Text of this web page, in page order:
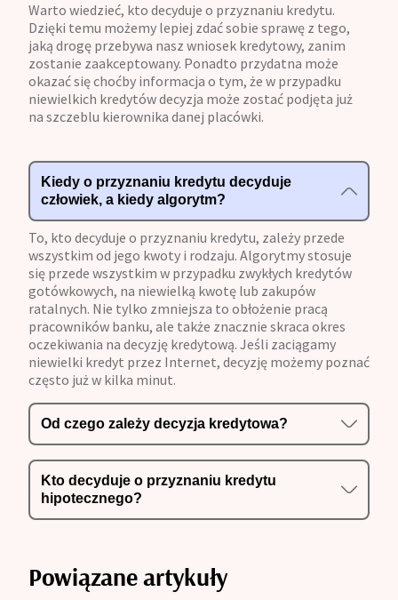
Warto wiedzieć, kto decyduje o przyznaniu kredytu.
Dzięki temu możemy lepiej zdać sobie sprawę z tego,
jaką drogę przebywa nasz wniosek kredytowy, zanim
zostanie zaakceptowany. Ponadto przydatna może
okazać się choćby informacja o tym, że w przypadku
niewielkich kredytów decyzja może zostać podjęta już
na szczeblu kierownika danej placówki.
Kiedy o przyznaniu kredytu decyduje
człowiek, a kiedy algorytm?
To, kto decyduje o przyznaniu kredytu, zależy przede
wszystkim od jego kwoty i rodzaju. Algorytmy stosuje
się przede wszystkim w przypadku zwykłych kredytów
gotówkowych, na niewielką kwotę lub zakupów
ratalnych. Nie tylko zmniejsza to obłożenie pracą
pracowników banku, ale także znacznie skraca okres
oczekiwania na decyzję kredytową. Jeśli zaciągamy
niewielki kredyt przez Internet, decyzję możemy poznać
często już w kilka minut.
Od czego zależy decyzja kredytowa?
Kto decyduje o przyznaniu kredytu
hipotecznego?
Powiązane artykuły